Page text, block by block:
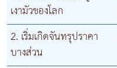
เงามัวของโลก
2. เริ่มเกิดจันทรุปราคา
บางส่วน